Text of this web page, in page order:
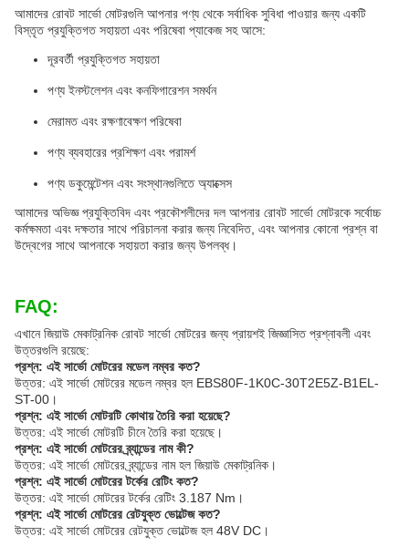
আমাদের রোবট সার্ভো মোটরগুলি আপনার পণ্য থেকে সর্বাধিক সুবিধা পাওয়ার জন্য একটি
বিস্তৃত প্রযুক্তিগত সহায়তা এবং পরিষেবা প্যাকেজ সহ আসে:
দূরবর্তী প্রযুক্তিগত সহায়তা
পণ্য ইনস্টলেশন এবং কনফিগারেশন সমর্থন
মেরামত এবং রক্ষণাবেক্ষণ পরিষেবা
পণ্য ব্যবহারের প্রশিক্ষণ এবং পরামর্শ
পণ্য ডকুমেন্টেশন এবং সংস্থানগুলিতে অ্যাক্সেস
আমাদের অভিজ্ঞ প্রযুক্তিবিদ এবং প্রকৌশলীদের দল আপনার রোবট সার্ভো মোটরকে সর্বোচ্চ
কর্মক্ষমতা এবং দক্ষতার সাথে পরিচালনা করার জন্য নিবেদিত, এবং আপনার কোনো প্রশ্ন বা
উদ্বেগের সাথে আপনাকে সহায়তা করার জন্য উপলব্ধ।
FAQ:
এখানে জিয়াউ মেকাট্রনিক রোবট সার্ভো মোটরের জন্য প্রায়শই জিজ্ঞাসিত প্রশ্নাবলী এবং
উত্তরগুলি রয়েছে:
প্রশ্ন: এই সার্ভো মোটরের মডেল নম্বর কত?
উত্তর: এই সার্ভো মোটরের মডেল নম্বর হল EBS80F-1K0C-30T2E5Z-B1EL-
ST-00।
প্রশ্ন: এই সার্ভো মোটরটি কোথায় তৈরি করা হয়েছে?
উত্তর: এই সার্ভো মোটরটি চীনে তৈরি করা হয়েছে।
প্রশ্ন: এই সার্ভো মোটরের ব্র্যান্ডের নাম কী?
উত্তর: এই সার্ভো মোটরের ব্র্যান্ডের নাম হল জিয়াউ মেকাট্রনিক।
প্রশ্ন: এই সার্ভো মোটরের টর্কের রেটিং কত?
উত্তর: এই সার্ভো মোটরের টর্কের রেটিং 3.187 Nm।
প্রশ্ন: এই সার্ভো মোটরের রেটযুক্ত ভোল্টেজ কত?
উত্তর: এই সার্ভো মোটরের রেটযুক্ত ভোল্টেজ হল 48V DC।